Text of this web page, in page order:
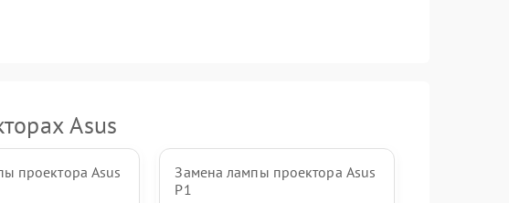
Asus
проектора Asus
Замена лампы проектора Asus
P1